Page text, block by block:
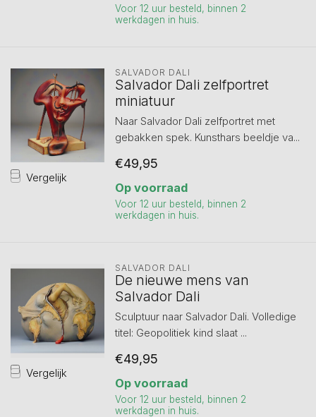
Voor 12 uur besteld, binnen 2
werkdagen in huis.
Vergelijk
SALVADOR DALI
Salvador Dali zelfportret
miniatuur
Naar Salvador Dali zelfportret met
gebakken spek. Kunsthars beeldje va...
€49,95
Op voorraad
Voor 12 uur besteld, binnen 2
werkdagen in huis.
Vergelijk
SALVADOR DALI
De nieuwe mens van
Salvador Dali
Sculptuur naar Salvador Dali. Volledige
titel: Geopolitiek kind slaat ...
€49,95
Op voorraad
Voor 12 uur besteld, binnen 2
werkdagen in huis.